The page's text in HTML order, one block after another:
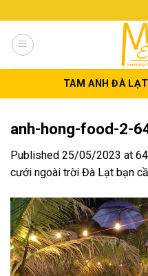
to
content
TAM ANH ĐÀ
anh-hong-food-2-
Published 25/05/2023 at
cưới ngoài trời Đà Lạt bạn